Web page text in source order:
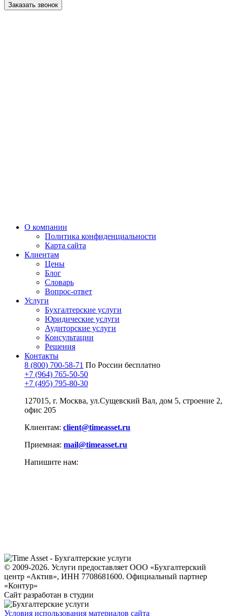
Заказать звонок
О компании
Политика конфиденциальности
Карта сайта
Клиентам
Цены
Блог
Словарь
Вопрос-ответ
Услуги
Бухгалтерские услуги
Юридические услуги
Аудиторские услуги
Консультации
Решения
Контакты
8 (800) 700-58-71 По России бесплатно
+7 (964) 765-50-50
+7 (495) 795-80-30
127015, г. Москва, ул.Сущевский Вал, дом 5, строение 2,
офис 205
Клиентам: client@timeasset.ru
Приемная: mail@timeasset.ru
Напишите нам:
© 2009-2026. Услуги предоставляет ООО «Бухгалтерский
центр «Актив», ИНН 7708681600. Официальный партнер
«Контур»
Сайт разработан в студии
Условия использования материалов сайта